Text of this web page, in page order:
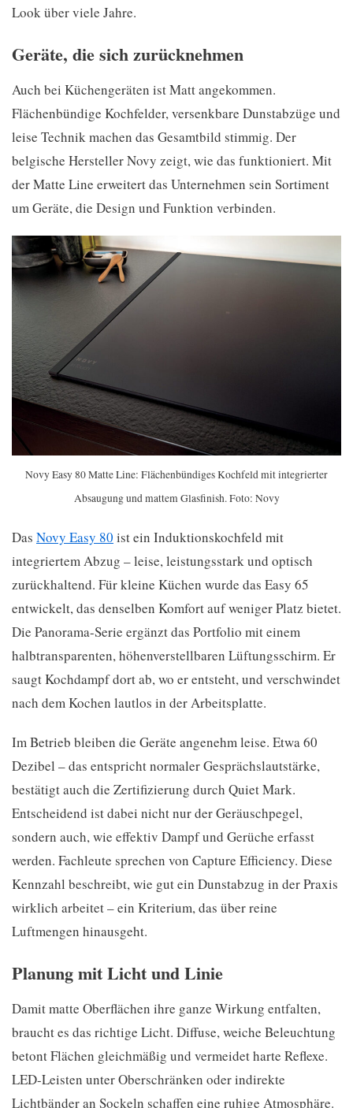
Look über viele Jahre.
Geräte, die sich zurücknehmen
Auch bei Küchengeräten ist Matt angekommen.
Flächenbündige Kochfelder, versenkbare Dunstabzüge und
leise Technik machen das Gesamtbild stimmig. Der
belgische Hersteller Novy zeigt, wie das funktioniert. Mit
der Matte Line erweitert das Unternehmen sein Sortiment
um Geräte, die Design und Funktion verbinden.
Novy Easy 80 Matte Line: Flächenbündiges Kochfeld mit integrierter
Absaugung und mattem Glasfinish. Foto: Novy
Das Novy Easy 80 ist ein Induktionskochfeld mit
integriertem Abzug – leise, leistungsstark und optisch
zurückhaltend. Für kleine Küchen wurde das Easy 65
entwickelt, das denselben Komfort auf weniger Platz bietet.
Die Panorama-Serie ergänzt das Portfolio mit einem
halbtransparenten, höhenverstellbaren Lüftungsschirm. Er
saugt Kochdampf dort ab, wo er entsteht, und verschwindet
nach dem Kochen lautlos in der Arbeitsplatte.
Im Betrieb bleiben die Geräte angenehm leise. Etwa 60
Dezibel – das entspricht normaler Gesprächslautstärke,
bestätigt auch die Zertifizierung durch Quiet Mark.
Entscheidend ist dabei nicht nur der Geräuschpegel,
sondern auch, wie effektiv Dampf und Gerüche erfasst
werden. Fachleute sprechen von Capture Efficiency. Diese
Kennzahl beschreibt, wie gut ein Dunstabzug in der Praxis
wirklich arbeitet – ein Kriterium, das über reine
Luftmengen hinausgeht.
Planung mit Licht und Linie
Damit matte Oberflächen ihre ganze Wirkung entfalten,
braucht es das richtige Licht. Diffuse, weiche Beleuchtung
betont Flächen gleichmäßig und vermeidet harte Reflexe.
LED-Leisten unter Oberschränken oder indirekte
Lichtbänder an Sockeln schaffen eine ruhige Atmosphäre.